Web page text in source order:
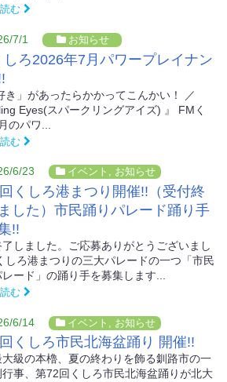
む
7/1 お知らせ
しろ2026年7月パワープレイナン
き」があったらかかってこんかい！ ／
Eyes(スパークリングアイズ) 』 FMく
のパワ...
む
6/23 イベント , お知らせ
くしろ港まつり開催!!（受付終
した）市民踊りパレード踊り手
!!
しました。ご応募ありがとうございまし
しろ港まつりの三大パレードの一つ「市民
ード」の踊り手を募集します...
む
6/14 イベント お知らせ
くしろ市民北海盆踊り 開催!!
級の本櫓、夏の終わりを飾る釧路市の一
行事、第72回くしろ市民北海盆踊りが北大